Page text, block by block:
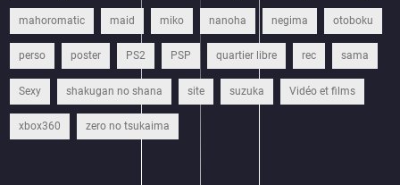
mahoromatic maid miko nanoha negima otoboku
perso poster PS2 PSP quartier libre rec sama
Sexy shakugan no shana site suzuka Vidéo et films
xbox360 zero no tsukaima